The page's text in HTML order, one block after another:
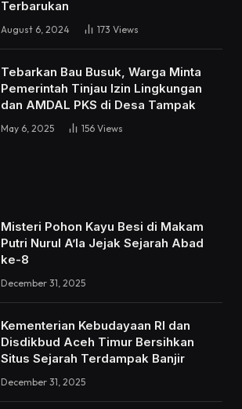
Terbarukan
August 6, 2024 173 Views
Tebarkan Bau Busuk, Warga Minta
Pemerintah Tinjau Izin Lingkungan
dan AMDAL PKS di Desa Tampak
May 6, 2025 156 Views
Misteri Pohon Kayu Besi di Makam
Putri Nurul A’la Jejak Sejarah Abad
ke-8
December 31, 2025
Kementerian Kebudayaan RI dan
Disdikbud Aceh Timur Bersihkan
Situs Sejarah Terdampak Banjir
December 31, 2025